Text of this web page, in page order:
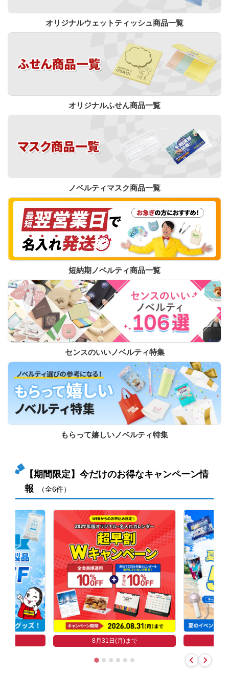
オリジナルウェットティッシュ商品一覧
オリジナルふせん商品一覧
ノベルティマスク商品一覧
短納期ノベルティ商品一覧
センスのいいノベルティ特集
もらって嬉しいノベルティ特集
【期間限定】今だけのお得なキャンペーン情
報
（全6件）
8月31日(月)まで